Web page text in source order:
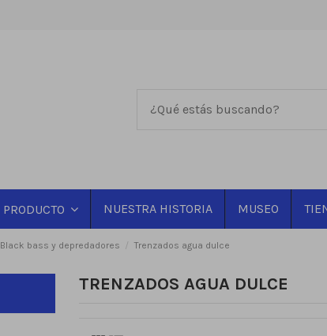
PRODUCTO NUESTRA HISTORIA MUSEO
Black bass y depredadores Trenzados agua dulce
TRENZADOS AGUA DULCE